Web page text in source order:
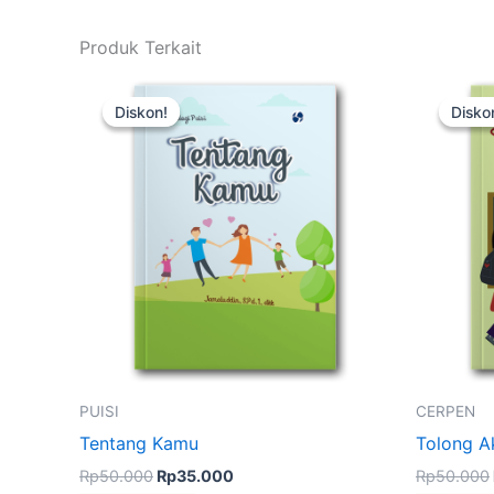
Produk Terkait
Diskon!
Diskon!
PUISI
Tentang Kamu
Rp50.000
Harga
aslinya
adalah:
Rp50.000.
Rp35.000
Harga
adalah:
Rp35.000.
Kuantitas
Tentang
Kamu
CERPEN
Tolong
Rp50.000
Aku